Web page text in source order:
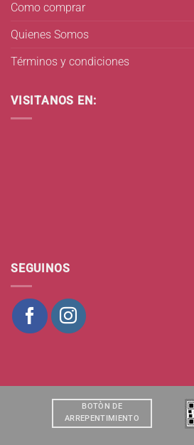
Como comprar
Quienes Somos
Términos y condiciones
VISITANOS EN:
SEGUINOS
BOTÒN DE
ARREPENTIMIENTO